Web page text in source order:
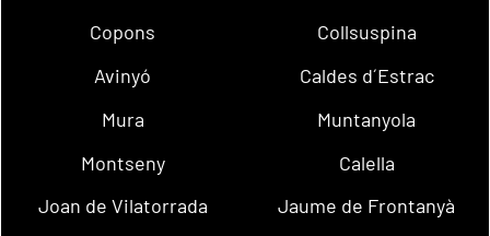
Copons
Collsuspina
Avinyó
Caldes d´Estrac
Mura
Muntanyola
Montseny
Calella
Joan de Vilatorrada
Jaume de Frontanyà